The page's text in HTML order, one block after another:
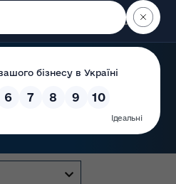
Пошук